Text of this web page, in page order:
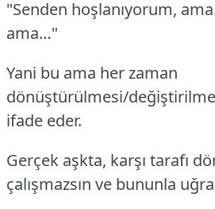
"Senden hoşlanıyorum,
ama…"
Yani bu ama her zaman
dönüştürülmesi/
ifade eder.
Gerçek aşkta, karşı tarafı
çalışmazsın ve bununla